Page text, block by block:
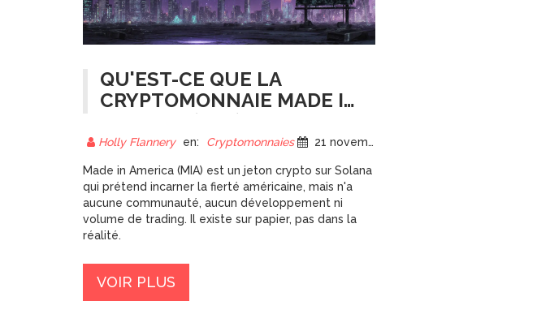
QU'EST-CE QUE LA
CRYPTOMONNAIE MADE IN
AMERICA (MIA) ?
Holly Flannery en: Cryptomonnaies 21 novembre 2025
Made in America (MIA) est un jeton crypto sur Solana
qui prétend incarner la fierté américaine, mais n'a
aucune communauté, aucun développement ni
volume de trading. Il existe sur papier, pas dans la
réalité.
VOIR PLUS